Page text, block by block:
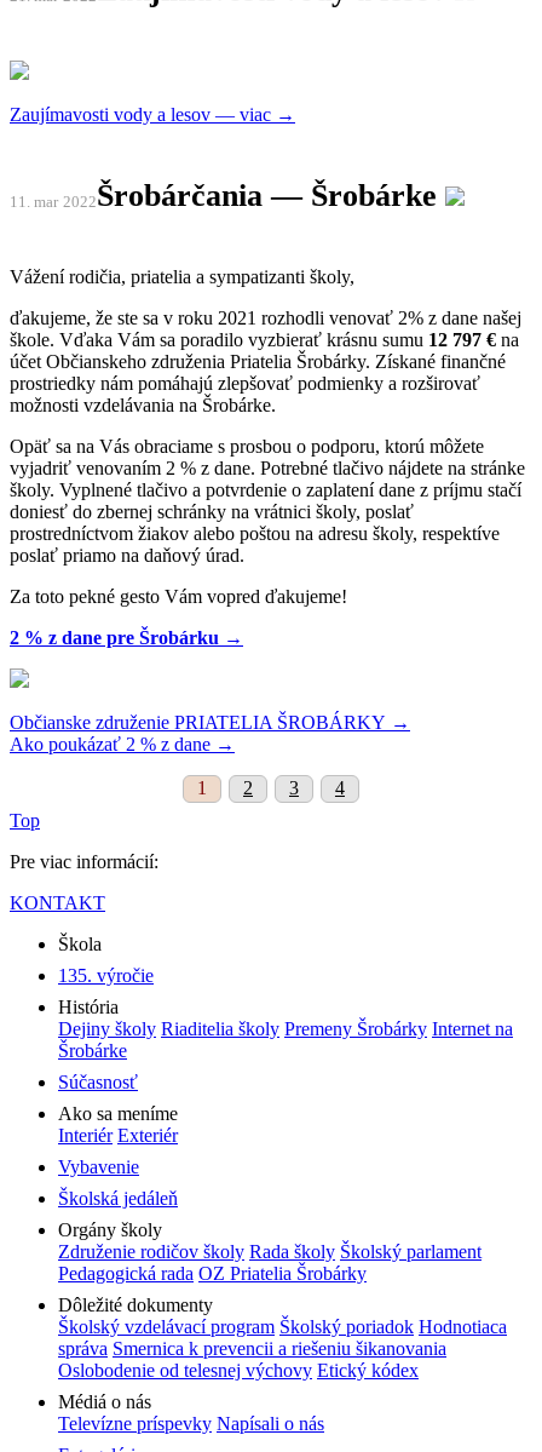
Zaujímavosti vody a lesov — viac →
11. mar 2022Šrobárčania — Šrobárke
Vážení rodičia, priatelia a sympatizanti školy,
ďakujeme, že ste sa v roku 2021 rozhodli venovať 2% z dane našej
škole. Vďaka Vám sa poradilo vyzbierať krásnu sumu 12 797 € na
účet Občianskeho združenia Priatelia Šrobárky. Získané finančné
prostriedky nám pomáhajú zlepšovať podmienky a rozširovať
možnosti vzdelávania na Šrobárke.
Opäť sa na Vás obraciame s prosbou o podporu, ktorú môžete
vyjadriť venovaním 2 % z dane. Potrebné tlačivo nájdete na stránke
školy. Vyplnené tlačivo a potvrdenie o zaplatení dane z príjmu stačí
doniesť do zbernej schránky na vrátnici školy, poslať
prostredníctvom žiakov alebo poštou na adresu školy, respektíve
poslať priamo na daňový úrad.
Za toto pekné gesto Vám vopred ďakujeme!
2 % z dane pre Šrobárku →
Občianske združenie PRIATELIA ŠROBÁRKY →
Ako poukázať 2 % z dane →
1 2 3
4
Top
Pre viac informácií:
KONTAKT
Škola
135. výročie
História
Dejiny školy Riaditelia školy Premeny Šrobárky Internet na
Šrobárke
Súčasnosť
Ako sa meníme
Interiér Exteriér
Vybavenie
Školská jedáleň
Orgány školy
Združenie rodičov školy Rada školy Školský parlament
Pedagogická rada OZ Priatelia Šrobárky
Dôležité dokumenty
Školský vzdelávací program Školský poriadok Hodnotiaca
správa Smernica k prevencii a riešeniu šikanovania
Oslobodenie od telesnej výchovy Etický kódex
Médiá o nás
Televízne príspevky Napísali o nás